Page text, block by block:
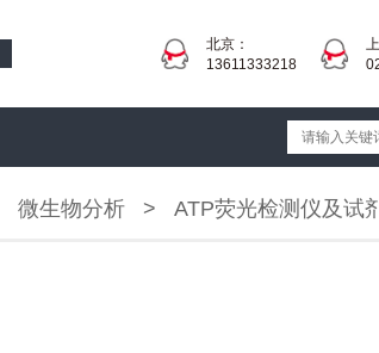
北京：
13611333218
微生物分析 > ATP荧光检测仪及试